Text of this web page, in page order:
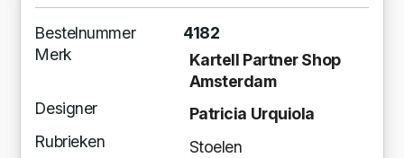
Bestelnummer
4182
Merk
Kartell Partner Shop
Amsterdam
Designer
Patricia Urquiola
Rubrieken
Stoelen